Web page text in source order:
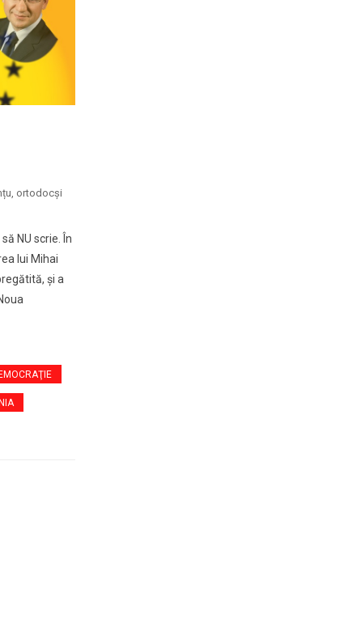
ortodocși
NU scrie. În
lui Mihai
și a